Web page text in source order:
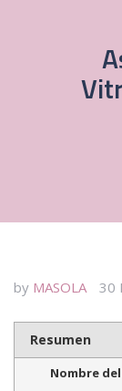
by MASOLA 30
Resumen
Nombre